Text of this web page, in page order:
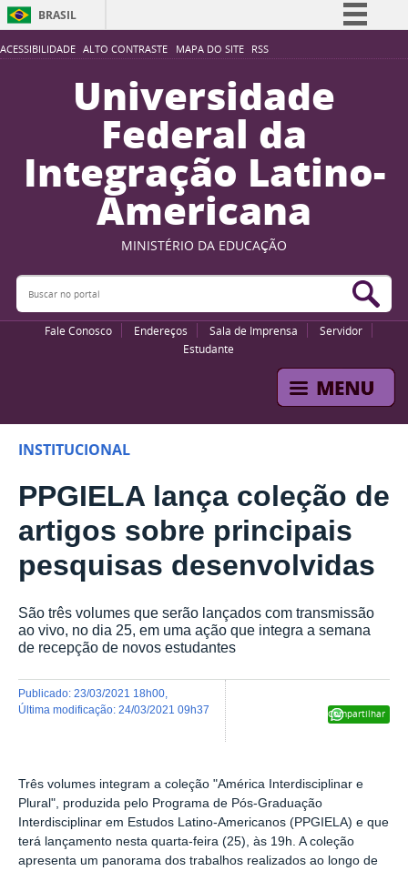
ACESSIBILIDADE ALTO CONTRASTE MAPA DO SITE RSS
BRASIL
Simplifique!
Participe
Acesso à informação
Legislação
Canais
Universidade
Federal da
Integração Latino-
Americana
MINISTÉRIO DA EDUCAÇÃO
Buscar no portal
Fale Conosco Endereços Sala de Imprensa
Servidor
Estudante
INSTITUCIONAL
PPGIELA lança coleção de
artigos sobre principais
pesquisas desenvolvidas
São três volumes que serão lançados com transmissão
ao vivo, no dia 25, em uma ação que integra a semana
de recepção de novos estudantes
Compartilhar
publicado: 23/03/2021 18h00
última modificação: 24/03/2021 09h37
Três volumes integram a coleção "América Interdisciplinar e
Plural", produzida pelo Programa de Pós-Graduação
Interdisciplinar em Estudos Latino-Americanos (PPGIELA) e que
terá lançamento nesta quarta-feira (25), às 19h. A coleção
apresenta um panorama dos trabalhos realizados ao longo de